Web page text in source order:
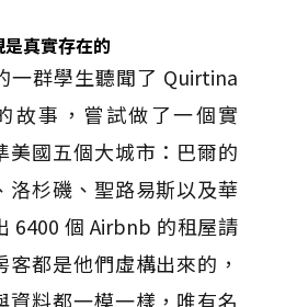
真實存在的
一群學生聽聞了 Quirtina
故事，嘗試做了一個實
美國五個大城市：巴爾的
洛杉磯、聖路易斯以及華
6400 個 Airbnb 的租屋請
客都是他們虛構出來的，
資料都一模一樣，唯有名